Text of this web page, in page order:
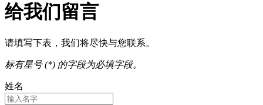
给我们留言
请填写下表，我们将尽快与您联系。
标有星号 (*) 的字段为必填字段。
姓名